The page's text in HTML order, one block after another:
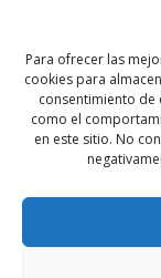
Para ofrecer las
cookies para
consentimiento
como el
en este sitio. No